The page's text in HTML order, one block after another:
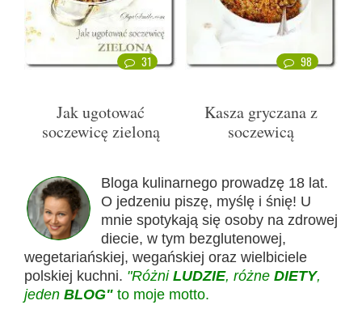
31
Jak ugotować
soczewicę zieloną
98
Kasza gryczana z
soczewicą
Bloga kulinarnego prowadzę 18 lat.
O jedzeniu piszę, myślę i śnię! U
mnie spotykają się osoby na zdrowej
diecie, w tym bezglutenowej,
wegetariańskiej, wegańskiej oraz wielbiciele
polskiej kuchni. "Różni LUDZIE, różne DIETY,
jeden BLOG" to moje motto.